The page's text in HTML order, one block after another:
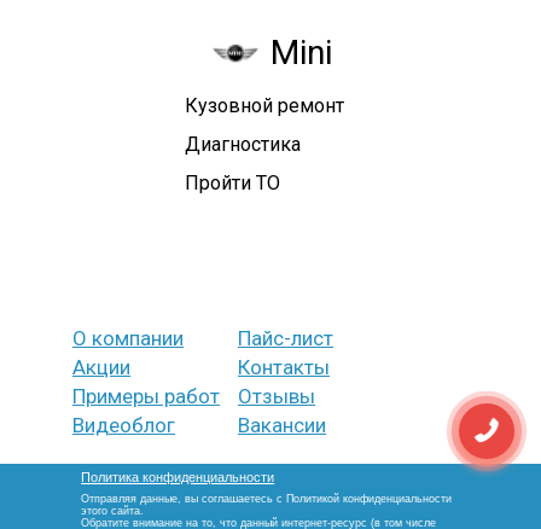
О компании
Акции
Примеры работ
Видеоблог
Пайс-лист
Контакты
Отзывы
Вакансии
Mini
Кузовной ремонт
Диагностика
Пройти ТО
Политика конфиденциальности
Отправляя данные, вы соглашаетесь с Политикой конфиденциальности
этого сайта.
Обратите внимание на то, что данный интернет-ресурс (в том числе